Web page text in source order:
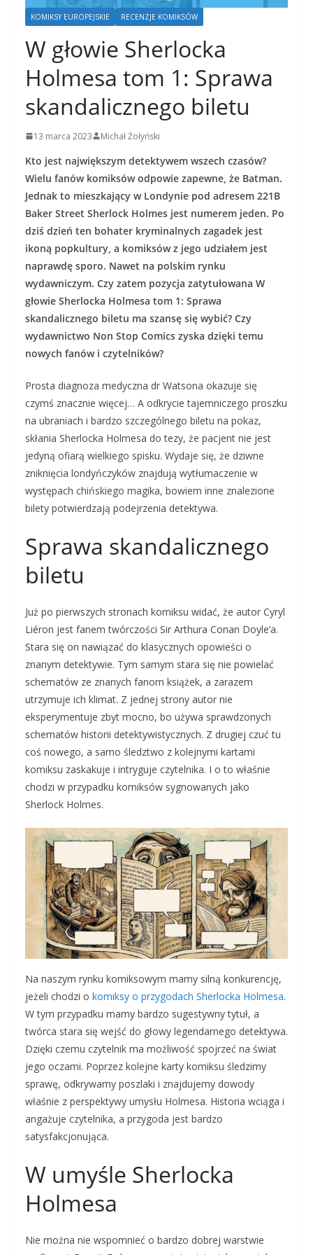
KOMIKSY EUROPEJSKIE RECENZJE KOMIKSÓW
W głowie Sherlocka
Holmesa tom 1: Sprawa
skandalicznego biletu
13 marca 2023 Michał Żołyński
Kto jest największym detektywem wszech czasów?
Wielu fanów komiksów odpowie zapewne, że Batman.
Jednak to mieszkający w Londynie pod adresem 221B
Baker Street Sherlock Holmes jest numerem jeden. Po
dziś dzień ten bohater kryminalnych zagadek jest
ikoną popkultury, a komiksów z jego udziałem jest
naprawdę sporo. Nawet na polskim rynku
wydawniczym. Czy zatem pozycja zatytułowana W
głowie Sherlocka Holmesa tom 1: Sprawa
skandalicznego biletu ma szansę się wybić? Czy
wydawnictwo Non Stop Comics zyska dzięki temu
nowych fanów i czytelników?
Prosta diagnoza medyczna dr Watsona okazuje się
czymś znacznie więcej… A odkrycie tajemniczego proszku
na ubraniach i bardzo szczególnego biletu na pokaz,
skłania Sherlocka Holmesa do tezy, że pacjent nie jest
jedyną ofiarą wielkiego spisku. Wydaje się, że dziwne
zniknięcia londyńczyków znajdują wytłumaczenie w
występach chińskiego magika, bowiem inne znalezione
bilety potwierdzają podejrzenia detektywa.
Sprawa skandalicznego
biletu
Już po pierwszych stronach komiksu widać, że autor Cyryl
Liéron jest fanem twórczości Sir Arthura Conan Doyle’a.
Stara się on nawiązać do klasycznych opowieści o
znanym detektywie. Tym samym stara się nie powielać
schematów ze znanych fanom książek, a zarazem
utrzymuje ich klimat. Z jednej strony autor nie
eksperymentuje zbyt mocno, bo używa sprawdzonych
schematów historii detektywistycznych. Z drugiej czuć tu
coś nowego, a samo śledztwo z kolejnymi kartami
komiksu zaskakuje i intryguje czytelnika. I o to właśnie
chodzi w przypadku komiksów sygnowanych jako
Sherlock Holmes.
Na naszym rynku komiksowym mamy silną konkurencję,
jeżeli chodzi o komiksy o przygodach Sherlocka Holmesa.
W tym przypadku mamy bardzo sugestywny tytuł, a
twórca stara się wejść do głowy legendarnego detektywa.
Dzięki czemu czytelnik ma możliwość spojrzeć na świat
jego oczami. Poprzez kolejne karty komiksu śledzimy
sprawę, odkrywamy poszlaki i znajdujemy dowody
właśnie z perspektywy umysłu Holmesa. Historia wciąga i
angażuje czytelnika, a przygoda jest bardzo
satysfakcjonująca.
W umyśle Sherlocka
Holmesa
Nie można nie wspomnieć o bardzo dobrej warstwie